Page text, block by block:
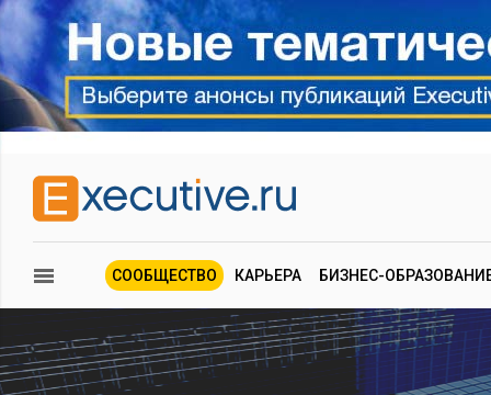
СООБЩЕСТВО КАРЬЕРА БИЗНЕС-